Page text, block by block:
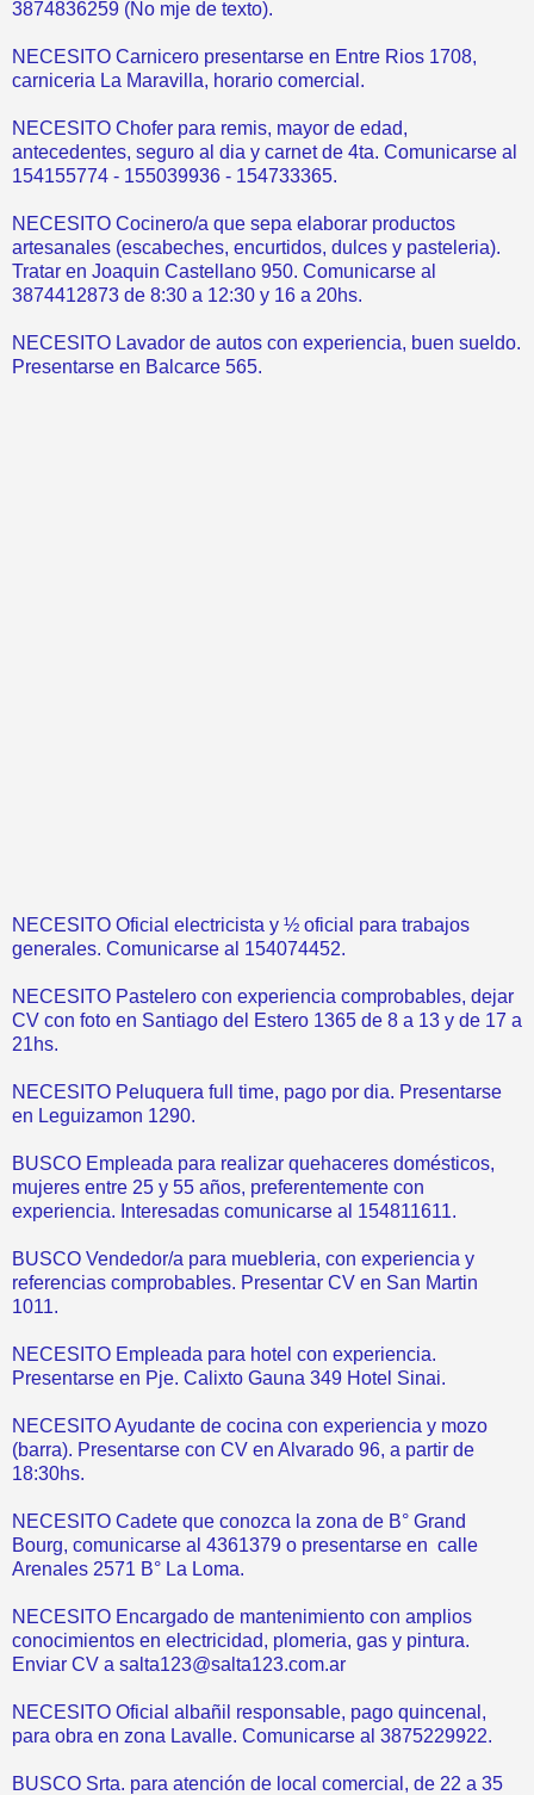
3874836259 (No mje de texto).
NECESITO Carnicero presentarse en Entre Rios 1708,
carniceria La Maravilla, horario comercial.
NECESITO Chofer para remis, mayor de edad,
antecedentes, seguro al dia y carnet de 4ta. Comunicarse al
154155774 - 155039936 - 154733365.
NECESITO Cocinero/a que sepa elaborar productos
artesanales (escabeches, encurtidos, dulces y pasteleria).
Tratar en Joaquin Castellano 950. Comunicarse al
3874412873 de 8:30 a 12:30 y 16 a 20hs.
NECESITO Lavador de autos con experiencia, buen sueldo.
Presentarse en Balcarce 565.
NECESITO Oficial electricista y ½ oficial para trabajos
generales. Comunicarse al 154074452.
NECESITO Pastelero con experiencia comprobables, dejar
CV con foto en Santiago del Estero 1365 de 8 a 13 y de 17 a
21hs.
NECESITO Peluquera full time, pago por dia. Presentarse
en Leguizamon 1290.
BUSCO Empleada para realizar quehaceres domésticos,
mujeres entre 25 y 55 años, preferentemente con
experiencia. Interesadas comunicarse al 154811611.
BUSCO Vendedor/a para muebleria, con experiencia y
referencias comprobables. Presentar CV en San Martin
1011.
NECESITO Empleada para hotel con experiencia.
Presentarse en Pje. Calixto Gauna 349 Hotel Sinai.
NECESITO Ayudante de cocina con experiencia y mozo
(barra). Presentarse con CV en Alvarado 96, a partir de
18:30hs.
NECESITO Cadete que conozca la zona de B° Grand
Bourg, comunicarse al 4361379 o presentarse en calle
Arenales 2571 B° La Loma.
NECESITO Encargado de mantenimiento con amplios
conocimientos en electricidad, plomeria, gas y pintura.
Enviar CV a salta123@salta123.com.ar
NECESITO Oficial albañil responsable, pago quincenal,
para obra en zona Lavalle. Comunicarse al 3875229922.
BUSCO Srta. para atención de local comercial, de 22 a 35